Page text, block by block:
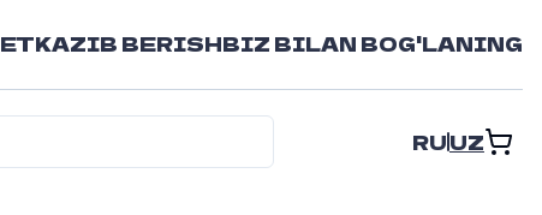
ETKAZIB BERISHBIZ BILAN BOG'LANING
RUUZ